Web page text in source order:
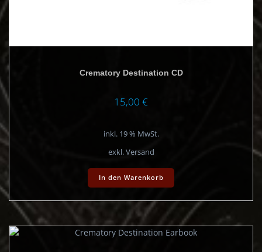
Crematory Destination CD
15,00 €
inkl. 19 % MwSt.
exkl. Versand
In den Warenkorb